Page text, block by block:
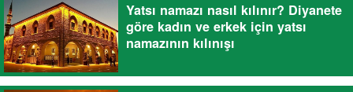
Yatsı namazı nasıl kılınır? Diyanete
göre kadın ve erkek için yatsı
namazının kılınışı